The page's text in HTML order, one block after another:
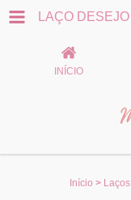
LAÇO DESEJO
INÍCIO
Início > Laços